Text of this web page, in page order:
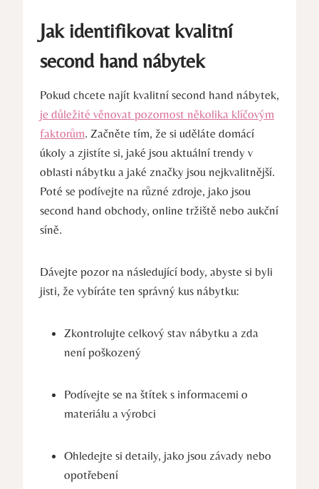
Jak identifikovat kvalitní
second hand nábytek
Pokud chcete najít kvalitní second hand nábytek,
je důležité věnovat pozornost několika klíčovým
faktorům. Začněte tím, že si uděláte domácí
úkoly a zjistíte si, jaké jsou aktuální trendy v
oblasti nábytku a jaké značky jsou nejkvalitnější.
Poté se podívejte na různé zdroje, jako jsou
second hand obchody, online tržiště nebo aukční
síně.
Dávejte pozor na následující body, abyste si byli
jisti, že vybíráte ten správný kus nábytku:
Zkontrolujte celkový stav nábytku a zda
není poškozený
Podívejte se na štítek s informacemi o
materiálu a výrobci
Ohledejte si detaily, jako jsou závady nebo
opotřebení